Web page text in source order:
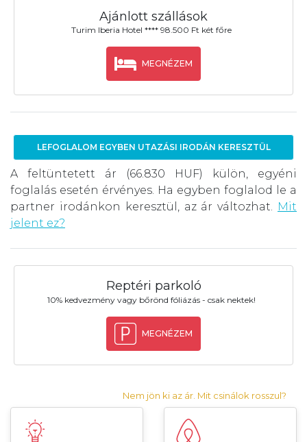
Ajánlott szállások
Turim Iberia Hotel **** 98.500 Ft két főre
MEGNÉZEM
LEFOGLALOM EGYBEN UTAZÁSI IRODÁN KERESZTÜL
A feltüntetett ár (66.830 HUF) külön, egyéni
foglalás esetén érvényes. Ha egyben foglalod le a
partner irodánkon keresztül, az ár változhat. Mit
jelent ez?
Reptéri parkoló
10% kedvezmény vagy bőrönd fóliázás - csak nektek!
MEGNÉZEM
Nem jön ki az ár. Mit csinálok rosszul?